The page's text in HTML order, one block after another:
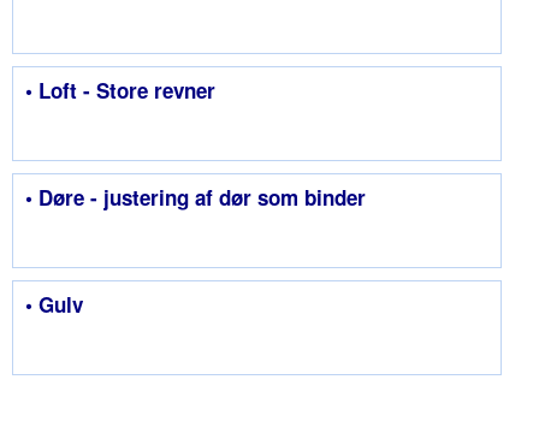
• Loft - Store revner
• Døre - justering af dør som binder
• Gulv